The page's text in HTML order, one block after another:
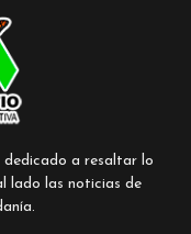
a resaltar lo
lado las noticias de